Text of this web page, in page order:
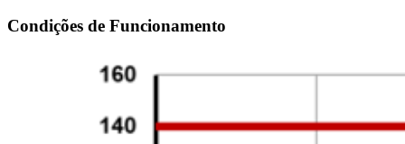
Condições de Funcionamento